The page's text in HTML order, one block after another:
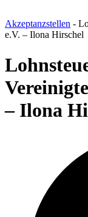
Akzeptanzstellen -
e.V. – Ilona Hirschel
– Ilona